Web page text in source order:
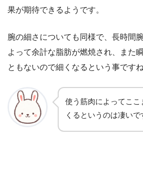
果が期待できるようです。
腕の細さについても同様で、長時間
よって余計な脂肪が燃焼され、また
ともないので細くなるという事ですね
使う筋肉によってここ
くるというのは凄い